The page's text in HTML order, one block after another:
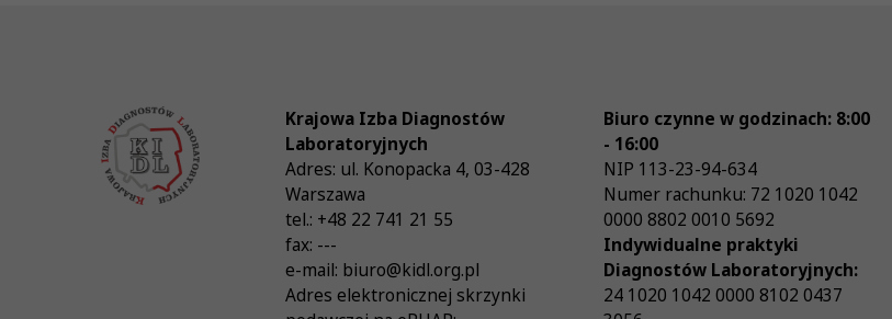
Krajowa Izba Diagnostów
Laboratoryjnych
Adres: ul. Konopacka 4,03-428
Warszawa
tel.: +48 22 741 21 55
fax: ---
e-mail: biuro@kidl.org.pl
Adres elektronicznej skrzynki
Biuro czynne w godzinach: 8:00
- 16:00
NIP 113-23-94-634
Numer rachunku: 72 1020 1042
0000 8802 0010 5692
Indywidualne praktyki
Diagnostów Laboratoryjnych:
24 1020 1042 0000 8102 0437